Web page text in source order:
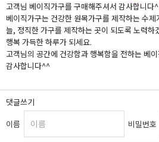
고객님 베이직가구를 구매해주셔서 감사합니다
베이직가구는 건강한 원목가구를 제작하는 수
늘, 정직한 가구를 제작하는 곳이 되도록 노력하
행복 가득한 하루가 되세요.
고객님의 공간에 건강함과 행복함을 전하는 베
감사합니다^^
댓글쓰기
이름
비밀번호